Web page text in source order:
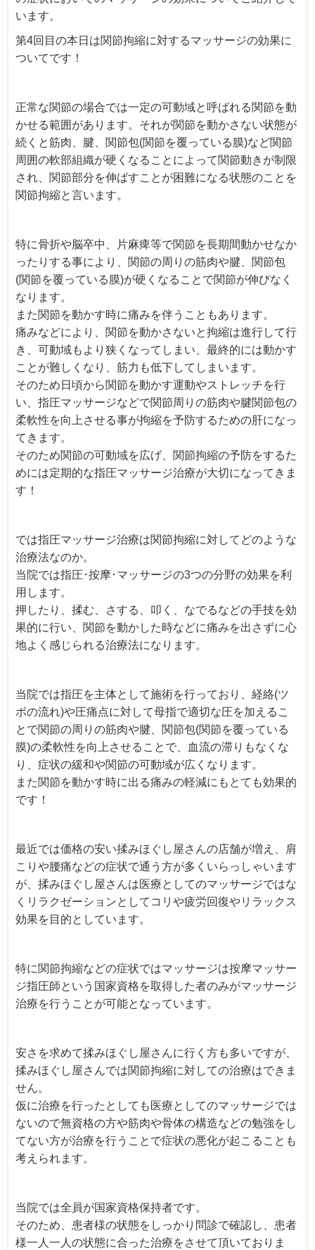
います。
第4回目の本日は関節拘縮に対するマッサージの効果に
ついてです！
正常な関節の場合では一定の可動域と呼ばれる関節を動
かせる範囲があります。それが関節を動かさない状態が
続くと筋肉、腱、関節包(関節を覆っている膜)など関節
周囲の軟部組織が硬くなることによって関節動きが制限
され、関節部分を伸ばすことが困難になる状態のことを
関節拘縮と言います。
特に骨折や脳卒中、片麻痺等で関節を長期間動かせなか
ったりする事により、関節の周りの筋肉や腱、関節包
(関節を覆っている膜)が硬くなることで関節が伸びなく
なります。
また関節を動かす時に痛みを伴うこともあります。
痛みなどにより、関節を動かさないと拘縮は進行して行
き、可動域もより狭くなってしまい、最終的には動かす
ことが難しくなり、筋力も低下してしまいます。
そのため日頃から関節を動かす運動やストレッチを行
い、指圧マッサージなどで関節周りの筋肉や腱関節包の
柔軟性を向上させる事が拘縮を予防するための肝になっ
てきます。
そのため関節の可動域を広げ、関節拘縮の予防をするた
めには定期的な指圧マッサージ治療が大切になってきま
す！
では指圧マッサージ治療は関節拘縮に対してどのような
治療法なのか。
当院では指圧･按摩･マッサージの3つの分野の効果を利
用します。
押したり、揉む、さする、叩く、なでるなどの手技を効
果的に行い、関節を動かした時などに痛みを出さずに心
地よく感じられる治療法になります。
当院では指圧を主体として施術を行っており、経絡(ツ
ボの流れ)や圧痛点に対して母指で適切な圧を加えるこ
とで関節の周りの筋肉や腱、関節包(関節を覆っている
膜)の柔軟性を向上させることで、血流の滞りもなくな
り、症状の緩和や関節の可動域が広くなります。
また関節を動かす時に出る痛みの軽減にもとても効果的
です！
最近では価格の安い揉みほぐし屋さんの店舗が増え、肩
こりや腰痛などの症状で通う方が多くいらっしゃいます
が、揉みほぐし屋さんは医療としてのマッサージではな
くリラクゼーションとしてコリや疲労回復やリラックス
効果を目的としています。
特に関節拘縮などの症状ではマッサージは按摩マッサー
ジ指圧師という国家資格を取得した者のみがマッサージ
治療を行うことが可能となっています。
安さを求めて揉みほぐし屋さんに行く方も多いですが、
揉みほぐし屋さんでは関節拘縮に対しての治療はできま
せん。
仮に治療を行ったとしても医療としてのマッサージでは
ないので無資格の方や筋肉や骨体の構造などの勉強をし
てない方が治療を行うことで症状の悪化が起こることも
考えられます。
当院では全員が国家資格保持者です。
そのため、患者様の状態をしっかり問診で確認し、患者
様一人一人の状態に合った治療をさせて頂いておりま